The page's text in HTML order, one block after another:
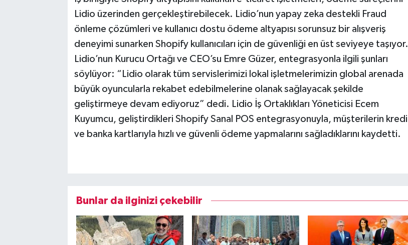
Lidio üzerinden gerçekleştirebilecek. Lidio’nun yapay zeka destekli Fraud
önleme çözümleri ve kullanıcı dostu ödeme altyapısı sorunsuz bir alışveriş
deneyimi sunarken Shopify kullanıcıları için de güvenliği en üst seviyeye taşıyor.
Lidio’nun Kurucu Ortağı ve CEO’su Emre Güzer, entegrasyonla ilgili şunları
söylüyor: “Lidio olarak tüm servislerimizi lokal işletmelerimizin global arenada
büyük oyuncularla rekabet edebilmelerine olanak sağlayacak şekilde
geliştirmeye devam ediyoruz” dedi. Lidio İş Ortaklıkları Yöneticisi Ecem
Kuyumcu, geliştirdikleri Shopify Sanal POS entegrasyonuyla, müşterilerin kredi
ve banka kartlarıyla hızlı ve güvenli ödeme yapmalarını sağladıklarını kaydetti.
Bunlar da ilginizi çekebilir